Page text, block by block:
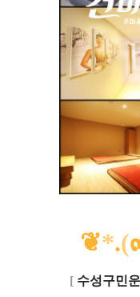
❦*.(
[ 수성구민